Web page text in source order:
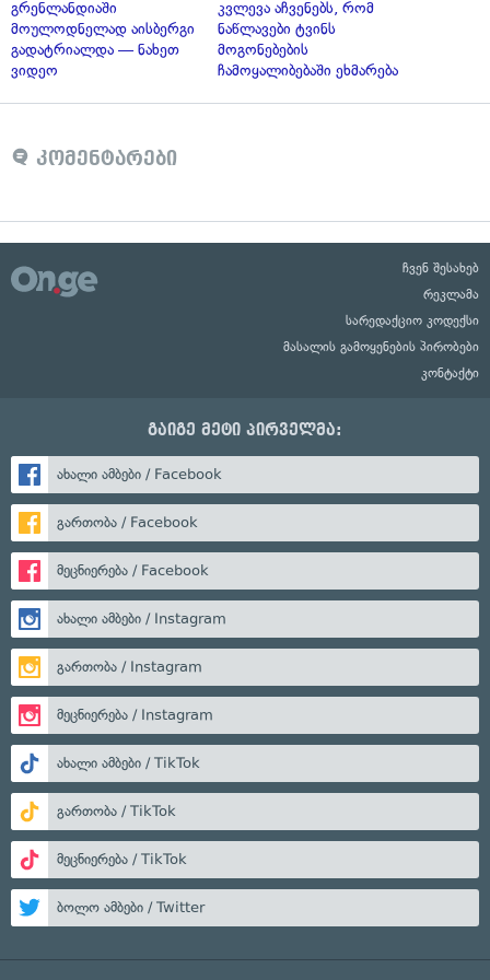
გრენლანდიაში
მოულოდნელად აისბერგი
გადატრიალდა — ნახეთ
ვიდეო
კვლევა აჩვენებს, რომ
ნაწლავები ტვინს
მოგონებების
ჩამოყალიბებაში ეხმარება
კომენტარები
ჩვენ შესახებ
რეკლამა
სარედაქციო კოდექსი
მასალის გამოყენების პირობები
კონტაქტი
გაიგე მეტი პირველმა:
ახალი ამბები / Facebook
გართობა / Facebook
მეცნიერება / Facebook
ახალი ამბები / Instagram
გართობა / Instagram
მეცნიერება / Instagram
ახალი ამბები / TikTok
გართობა / TikTok
მეცნიერება / TikTok
ბოლო ამბები / Twitter